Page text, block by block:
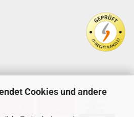
Cookies und andere